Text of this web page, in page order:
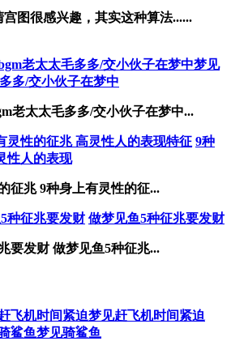
图很感兴趣，其实这种算法......
多/交小伙子在梦中
老太太毛多多/交小伙子在梦中...
9种
性人的表现
征兆 9种身上有灵性的征...
做梦见鱼5种征兆要发财
要发财 做梦见鱼5种征兆...
梦见赶飞机时间紧迫
梦见骑鲨鱼